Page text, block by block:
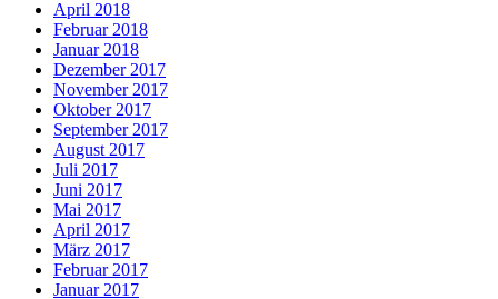
April 2018
Februar 2018
Januar 2018
Dezember 2017
November 2017
Oktober 2017
September 2017
August 2017
Juli 2017
Juni 2017
Mai 2017
April 2017
März 2017
Februar 2017
Januar 2017